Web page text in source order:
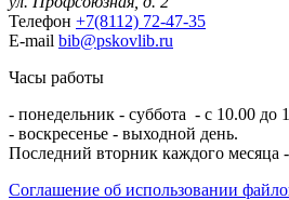
Телефон +7(8112) 72-47-35
E-mail bib@pskovlib.ru
Часы работы
- понедельник - суббота - с 10.00 до
- воскресенье - выходной день.
Последний вторник каждого месяца
Соглашение об использовании